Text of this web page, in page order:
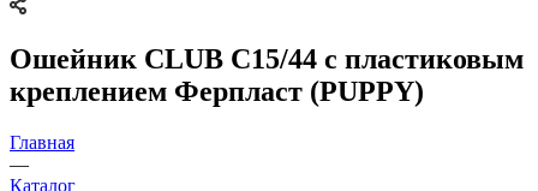
Ошейник CLUB C15/44 с пластиковым
креплением Ферпласт (PUPPY)
Главная
—
Каталог